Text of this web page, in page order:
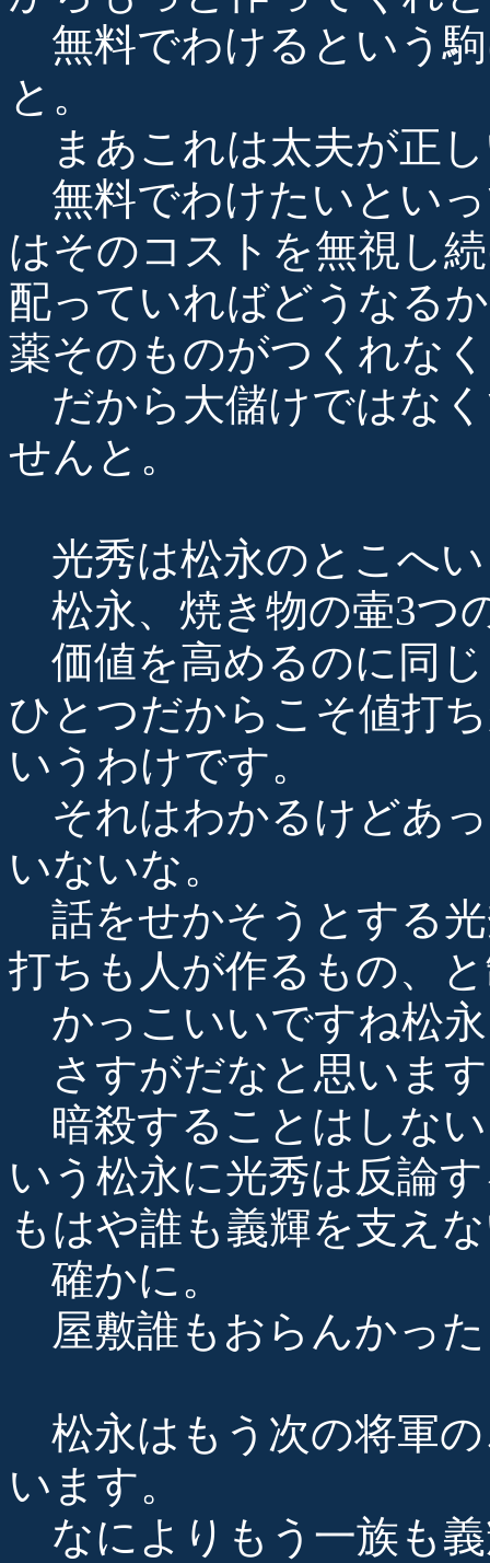
無料でわけるという
と。
まあこれは太夫が正
無料でわけたいとい
はそのコストを無視し
配っていればどうなる
薬そのものがつくれな
だから大儲けではな
せんと。
光秀は松永のとこへ
松永、焼き物の壷3つ
価値を高めるのに同
ひとつだからこそ値打
いうわけです。
それはわかるけどあ
いないな。
話をせかそうとする
打ちも人が作るもの、
かっこいいですね松
さすがだなと思いま
暗殺することはしな
いう松永に光秀は反論
もはや誰も義輝を支え
確かに。
屋敷誰もおらんかっ
松永はもう次の将軍
います。
なによりもう一族も